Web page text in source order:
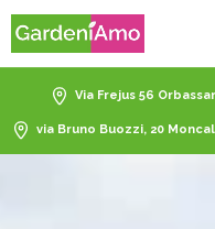
Via Frejus 56
via Bruno Buozzi, 20